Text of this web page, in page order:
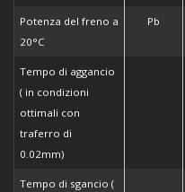
Potenza del freno a
20°C
Pb
Tempo di aggancio
( in condizioni
ottimali con
traferro di
0.02mm)
Tempo di sgancio (